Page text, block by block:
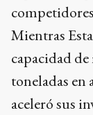
Mientras
capacidad
toneladas en
aceleró sus